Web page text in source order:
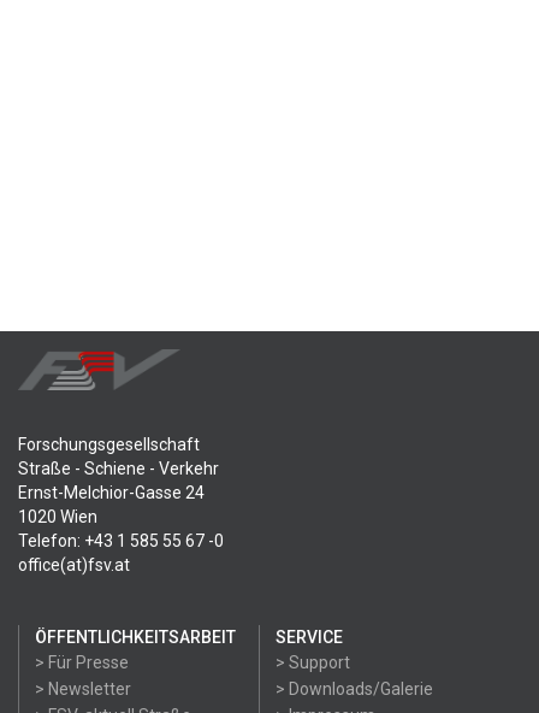
Forschungsgesellschaft
Straße - Schiene - Verkehr
Ernst-Melchior-Gasse 24
1020 Wien
Telefon: +43 1 585 55 67 -0
office(at)fsv.at
ÖFFENTLICHKEITSARBEIT
> Für Presse
> Newsletter
SERVICE
> Support
> Downloads/Galerie